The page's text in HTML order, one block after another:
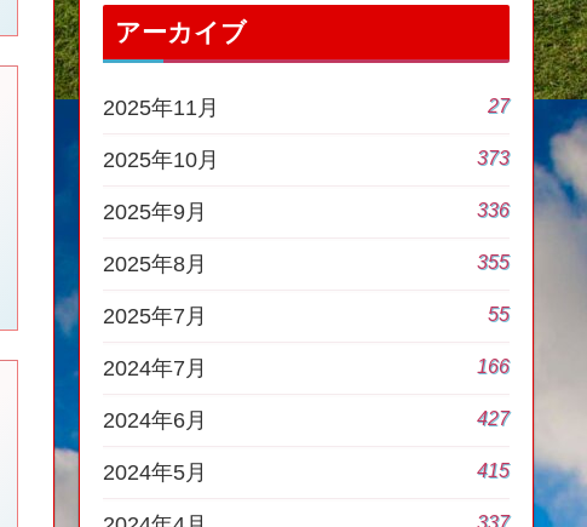
アーカイブ
2025年11月 27
2025年10月 373
2025年9月 336
2025年8月 355
2025年7月 55
2024年7月 166
2024年6月 427
2024年5月 415
337